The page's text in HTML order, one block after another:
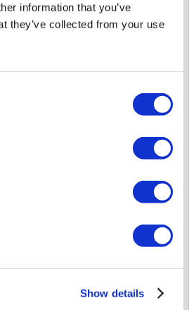
information that you’ve
they’ve collected from your use
Show details
APIログインにて確認したbs-session-id
動的に入力されます。